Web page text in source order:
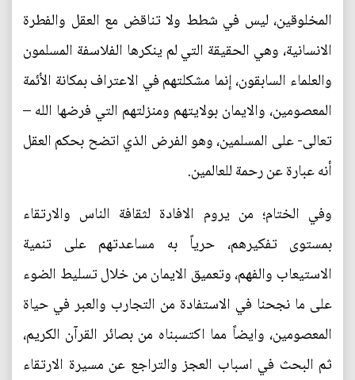
المخلوقين، ليس في شطط ولا تناقض مع العقل والفطرة
الانسانية، وهي الحقيقة التي لم ينكرها الفلاسفة المسلمون
والعلماء السابقون، إنما مشكلتهم في الاعتراف بمكانة الأئمة
المعصومين، والايمان بولايتهم ومنزلتهم التي فرضها الله –
تعالى- على المسلمين، وهو الفرض الذي اتضح بحكم العقل
أنه عبارة عن رحمة للعالمين.
وفي الختام؛ من يروم الافادة لثقافة الناس والارتقاء
بمستوى تفكيرهم، حرياً به مساعدتهم على تنمية
الاستيعاب والفهم، وتعميق الايمان من خلال تسليط الضوء
على ما نجحنا في الاستفادة من التجارب والعبر في حياة
المعصومين، وايضاً مما اكتسبناه من بصائر القرآن الكريم،
ثم البحث في اسباب العجز والتراجع عن مسيرة الارتقاء